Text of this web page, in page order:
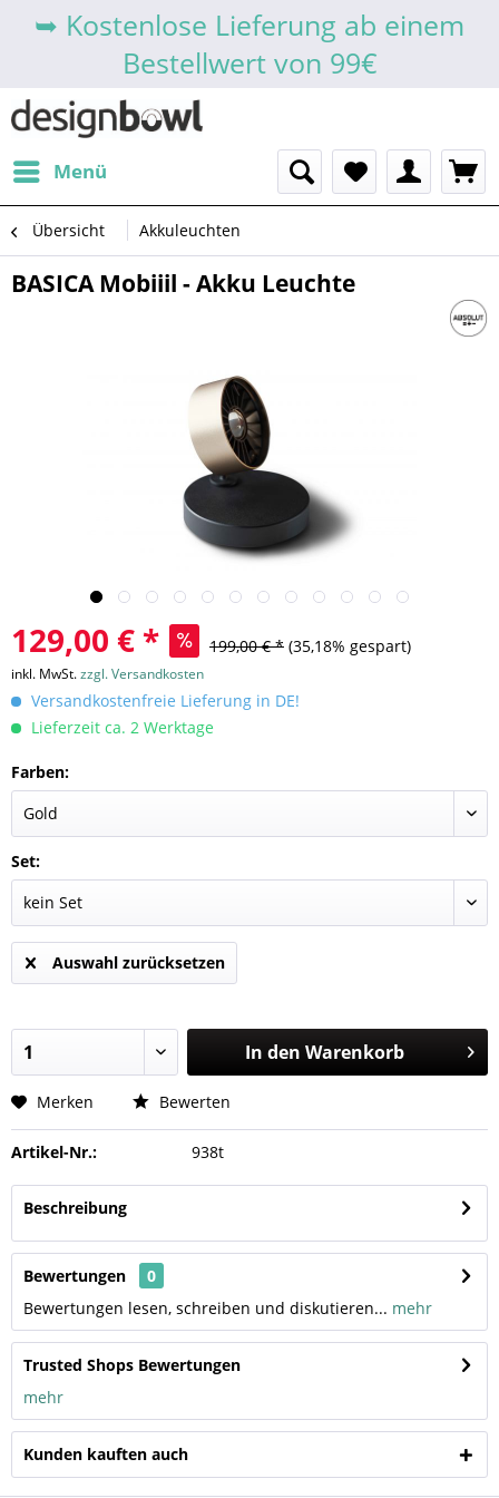
➥ Kostenlose Lieferung ab einem
Bestellwert von 99€
Menü
Übersicht Akkuleuchten
BASICA Mobiiil - Akku Leuchte
129,00 € * 199,00 € * (35,18% gespart)
inkl. MwSt.zzgl. Versandkosten
Versandkostenfreie Lieferung in DE!
Lieferzeit ca. 2 Werktage
Farben:
Set:
Auswahl zurücksetzen
In den Warenkorb
Merken Bewerten
Artikel-Nr.: 938t
Beschreibung
Bewertungen
0
Bewertungen lesen, schreiben und diskutieren... mehr
Trusted Shops Bewertungen
mehr
Kunden kauften auch